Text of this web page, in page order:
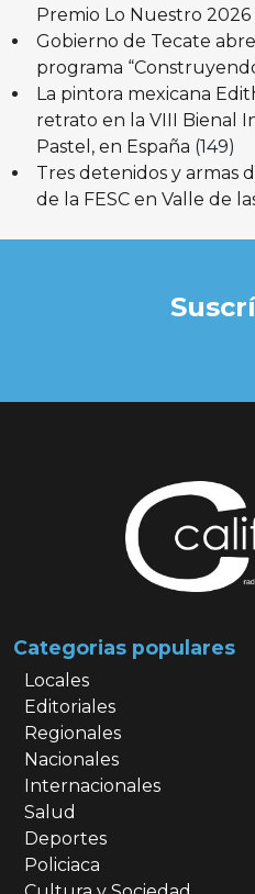
Premio Lo Nuestro 2026
Gobierno de Tecate
programa
La pintora mexicana
retrato en la VIII Bienal
Pastel, en España (149)
Tres detenidos y armas
de la FESC en Valle de
Categorias populares
Locales
Editoriales
Regionales
Nacionales
Internacionales
Salud
Deportes
Policiaca